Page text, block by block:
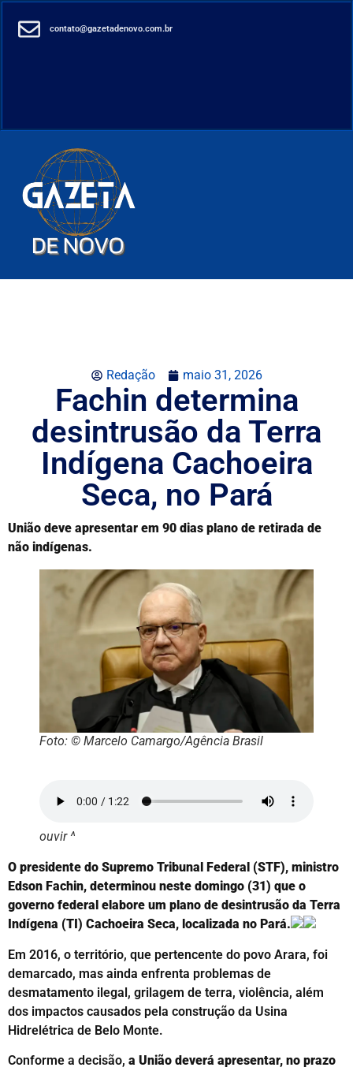
contato@gazetadenovo.com.br
Redação maio 31, 2026
Fachin determina
desintrusão da Terra
Indígena Cachoeira
Seca, no Pará
União deve apresentar em 90 dias plano de retirada de
não indígenas.
Foto: © Marcelo Camargo/Agência Brasil
ouvir ^
O presidente do Supremo Tribunal Federal (STF), ministro
Edson Fachin, determinou neste domingo (31) que o
governo federal elabore um plano de desintrusão da Terra
Indígena (TI) Cachoeira Seca, localizada no Pará.
Em 2016, o território, que pertencente do povo Arara, foi
demarcado, mas ainda enfrenta problemas de
desmatamento ilegal, grilagem de terra, violência, além
dos impactos causados pela construção da Usina
Hidrelétrica de Belo Monte.
Conforme a decisão, a União deverá apresentar, no prazo